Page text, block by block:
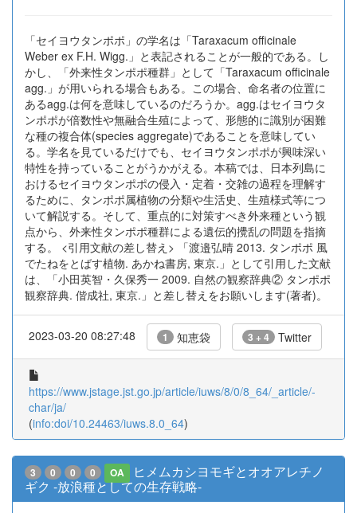
「セイヨウタンポポ」の学名は「Taraxacum officinale
Weber ex F.H. Wigg.」と表記されることが一般的である。し
かし、「外来性タンポポ種群」として「Taraxacum officinale
agg.」が用いられる場合もある。この場合、命名者の位置に
あるagg.は何を意味しているのだろうか。agg.はセイヨウタ
ンポポが倍数性や無融合生殖によって、形態的に識別が困難
な種の複合体(species aggregate)であることを意味してい
る。学名を見ているだけでも、セイヨウタンポポが興味深い
特性を持っていることがうかがえる。本稿では、日本列島に
おけるセイヨウタンポポの侵入・定着・交雑の過程を理解す
るために、タンポポ属植物の分類や生活史、生殖様式等につ
いて解説する。そして、重点的に対策すべき外来種という観
点から、外来性タンポポ種群による遺伝的攪乱の問題を指摘
する。 <引用文献の差し替え> 「渡邉弘晴 2013. タンポポ 風
でたねをとばす植物. あかね書房, 東京.」として引用した文献
は、「小田英智・久保秀一 2009. 自然の観察辞典② タンポポ
観察辞典. 偕成社, 東京.」と差し替えをお願いします(著者)。
2023-03-20 08:27:48 1 知恵袋 3 + 4 Twitter
https://www.jstage.jst.go.jp/article/iuws/8/0/8_64/_article/-
char/ja/
(info:doi/10.24463/iuws.8.0_64)
3 0 0 0 OA
ヒメムカシヨモギとオオアレチノ
ギク -放浪種としての生存戦略-